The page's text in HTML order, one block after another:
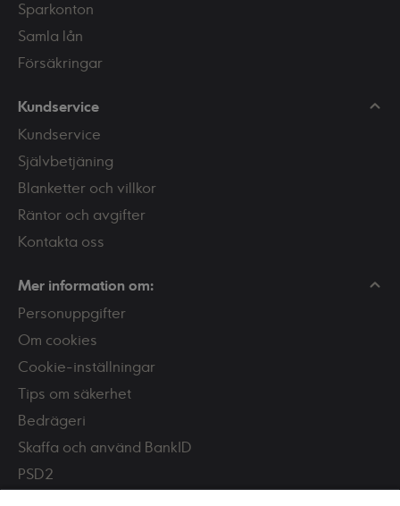
Sparkonton
Samla lån
Försäkringar
Kundservice
Kundservice
Självbetjäning
Blanketter och villkor
Räntor och avgifter
Kontakta oss
Mer information om:
Personuppgifter
Om cookies
Cookie-inställningar
Tips om säkerhet
Bedrägeri
Skaffa och använd BankID
PSD2